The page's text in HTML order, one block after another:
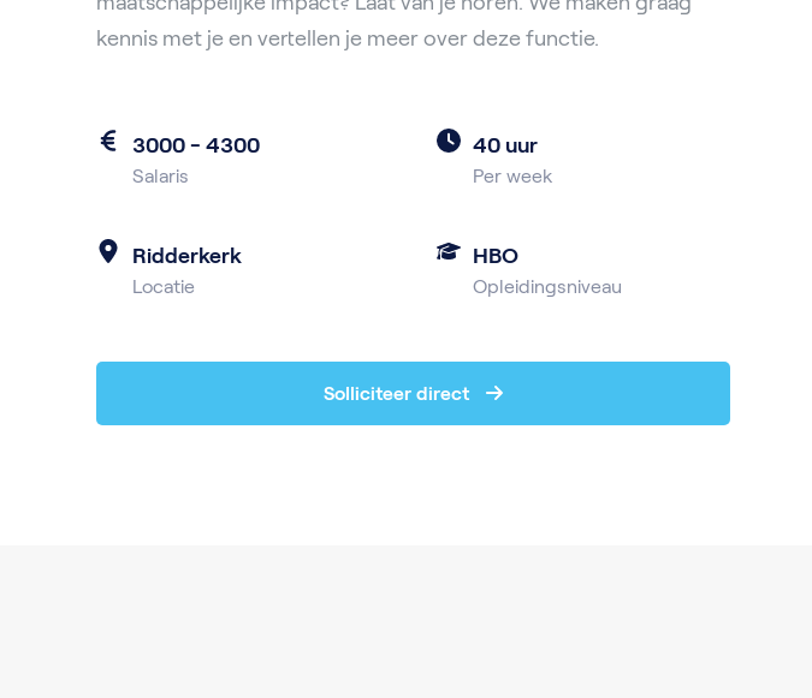
kennis met je en vertellen je meer over deze functie.
3000 - 4300
Salaris
40 uur
Per week
Ridderkerk
Locatie
HBO
Opleidingsniveau
Solliciteer direct